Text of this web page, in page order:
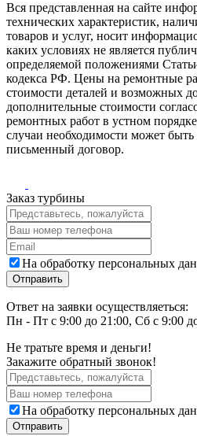
Вся представленная на сайте
технических характеристик,
товаров и услуг, носит
каких условиях не является
определяемой положениями
кодекса РФ. Цены на ремонтные
стоимости деталей и возможных
дополнительные стоимости
ремонтных работ в устном
случаи необходимости может
письменный договор.
Заказ турбины
На обработку персональных
Ответ на заявки осуществляеться:
Пн - Пт с 9:00 до 21:00, Сб с 9:00
Не тратьте время и деньги!
Закажите обратный звонок!
На обработку персональных